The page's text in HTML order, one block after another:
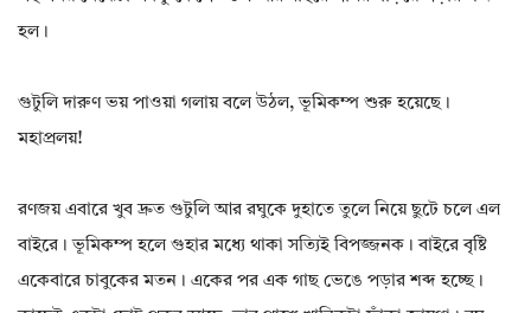
হল।
গুটুলি দারুণ ভয় পাওয়া গলায় বলে উঠল, ভূমিকম্প শুরু হয়েছে।
মহাপ্রলয়!
রণজয় এবারে খুব দ্রুত গুটুলি আর রঘুকে দুহাতে তুলে নিয়ে ছুটে চলে এল
বাইরে। ভূমিকম্প হলে গুহার মধ্যে থাকা সত্যিই বিপজ্জনক। বাইরে বৃষ্টি
একেবারে চাবুকের মতন। একের পর এক গাছ ভেঙে পড়ার শব্দ হচ্ছে।